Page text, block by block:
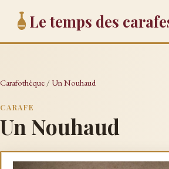
Le temps des
Carafothèque / Un Nouhaud
CARAFE
Un Nouhaud